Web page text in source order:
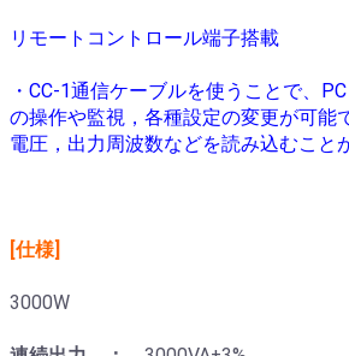
リモートコントロール端子搭載
・CC-1通信ケーブルを使うことで、
の操作や監視，各種設定の変更が可能
電圧，出力周波数などを読み込むこと
[仕様]
3000W